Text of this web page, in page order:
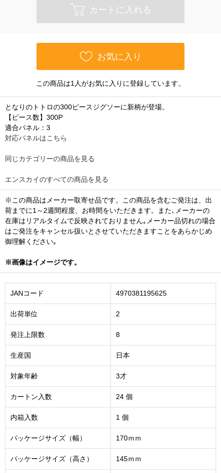
カートに入れる
お気に入り
この商品は1人がお気に入りに登録しています。
となりのトトロの300ピースジグソーに新柄が登場。
【ピース数】300P
適合パネル：3
対応パネルはこちら
同じカテゴリーの商品を見る
エンスカイのすべての商品を見る
※この商品はメーカー取寄せ品です。この商品を含むご発注は、出
荷までに1～2週間程度、お時間をいただきます。また､メーカーの
在庫はリアルタイムで反映されておりません｡メーカー品切れの場合
はご発注をキャンセル扱いとさせていただきますことをあらかじめ
御理解ください｡
※画像はイメージです。
JANコード 4970381195625
出荷単位 2
発注上限数 8
生産国 日本
対象年齢 3才
カートン入数 24 個
内箱入数 1 個
パッケージサイズ（幅） 170ｍｍ
パッケージサイズ（高さ） 145ｍｍ